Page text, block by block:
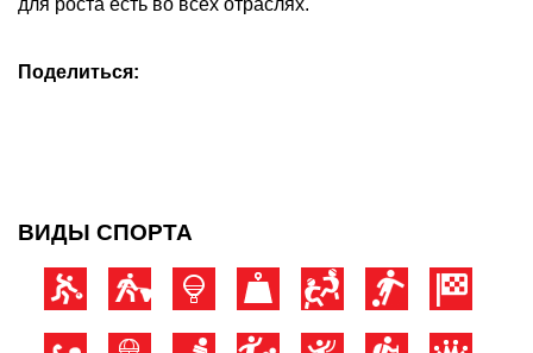
для роста есть во всех отраслях.
Поделиться:
ВИДЫ СПОРТА